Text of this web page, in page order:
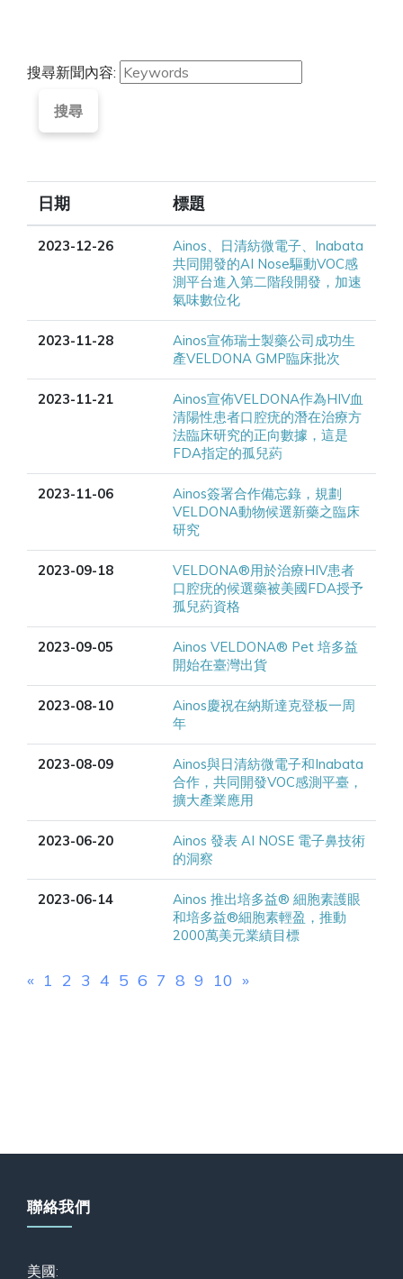
搜尋新聞內容:
搜尋
日期 標題
2023-12-26
Ainos、日清紡微電子、Inabata
共同開發的AI Nose驅動VOC感
測平台進入第二階段開發，加速
氣味數位化
2023-11-28
Ainos宣佈瑞士製藥公司成功生
產VELDONA GMP臨床批次
2023-11-21
Ainos宣佈VELDONA作為HIV血
清陽性患者口腔疣的潛在治療方
法臨床研究的正向數據，這是
FDA指定的孤兒葯
2023-11-06
Ainos簽署合作備忘錄，規劃
VELDONA動物候選新藥之臨床
研究
2023-09-18
VELDONA®用於治療HIV患者
口腔疣的候選藥被美國FDA授予
孤兒葯資格
2023-09-05
Ainos VELDONA® Pet 培多益
開始在臺灣出貨
2023-08-10
Ainos慶祝在納斯達克登板一周
年
2023-08-09
Ainos與日清紡微電子和Inabata
合作，共同開發VOC感測平臺，
擴大產業應用
2023-06-20
Ainos 發表 AI NOSE 電子鼻技術
的洞察
2023-06-14
Ainos 推出培多益® 細胞素護眼
和培多益®細胞素輕盈，推動
2000萬美元業績目標
« 1 2 3 4 5 6 7 8 9 10 »
聯絡我們
美國: